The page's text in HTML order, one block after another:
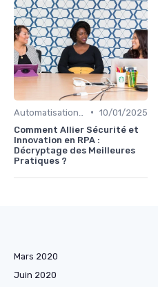
• 10/01/2025
Comment Allier Sécurité et
Innovation en RPA :
Décryptage des Meilleures
Pratiques ?
Mars 2020
Juin 2020